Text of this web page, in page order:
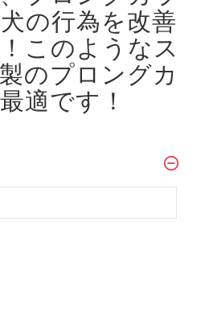
の行為を改善
このようなス
のプロングカ
適です！